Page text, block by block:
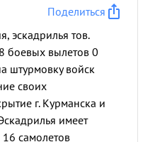
Поделиться
эскадрилья тов.
боевых вылетов 0
штурмовку войск
своих
г. Курманска и
имеет
самолетов